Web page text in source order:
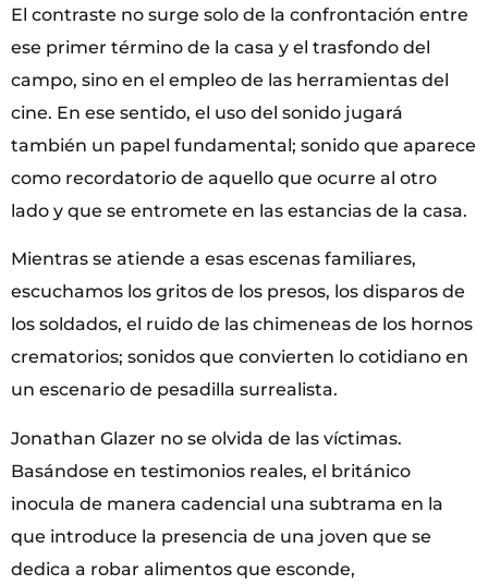
El contraste no surge solo de la confrontación entre
ese primer término de la casa y el trasfondo del
campo, sino en el empleo de las herramientas del
cine. En ese sentido, el uso del sonido jugará
también un papel fundamental; sonido que aparece
como recordatorio de aquello que ocurre al otro
lado y que se entromete en las estancias de la casa.
Mientras se atiende a esas escenas familiares,
escuchamos los gritos de los presos, los disparos de
los soldados, el ruido de las chimeneas de los hornos
crematorios; sonidos que convierten lo cotidiano en
un escenario de pesadilla surrealista.
Jonathan Glazer no se olvida de las víctimas.
Basándose en testimonios reales, el británico
inocula de manera cadencial una subtrama en la
que introduce la presencia de una joven que se
dedica a robar alimentos que esconde,